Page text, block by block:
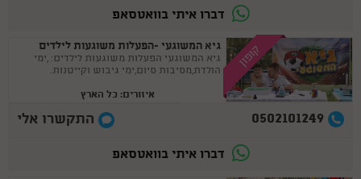
דברו איתי בוואטסאפ
קופון גיא המשוגעי -הפעלות משוגעות לילדים
גיא המשוגעי הפעלות משוגעות לילדים: ,ימי
הולדת,מסיבות סיום,ימי גיבוש וקייטנות.
איזורים: כל הארץ
0502101249 התקשרו אלי
דברו איתי בוואטסאפ